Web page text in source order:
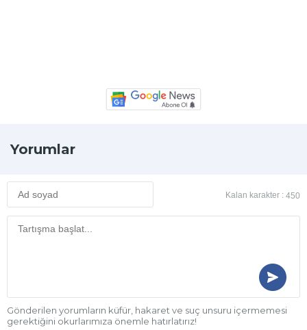
Yorumlar
Kalan karakter : 450
Gönderilen yorumların küfür, hakaret ve suç unsuru içermemesi
gerektiğini okurlarımıza önemle hatırlatırız!